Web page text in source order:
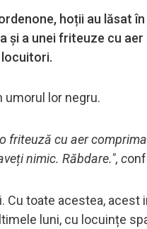
hoții au lăsat
și a unei friteuze cu
lor negru.
friteuză cu aer
nimic. Răbdare.", c
Cu toate acestea, acest
luni, cu locuințe